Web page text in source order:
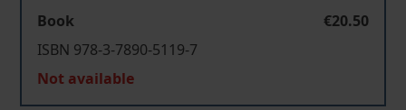
Book
€20.50
ISBN 978-3-7890-5119-7
Not available